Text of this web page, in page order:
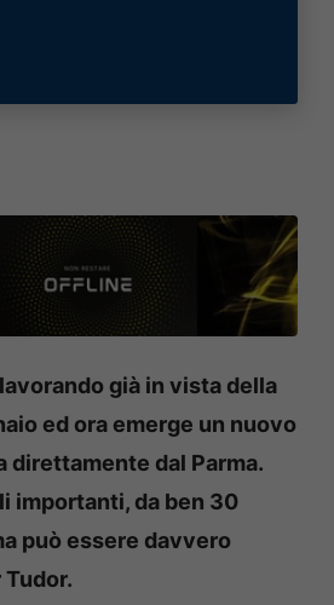
già in vista della
ed ora emerge un nuovo
direttamente dal Parma.
importanti, da ben 30
può essere davvero